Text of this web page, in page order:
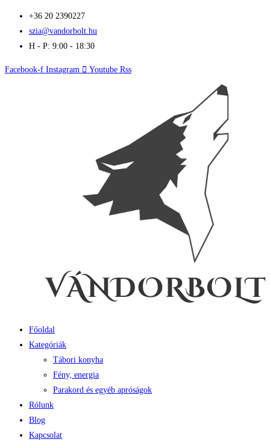
content
+36 20 2390227
szia@vandorbolt.hu
H - P: 9:00 - 18:30
Facebook-f Instagram Youtube Rss
Főoldal
Kategóriák
Tábori konyha
Fény, energia
Parakord és egyéb apróságok
Rólunk
Blog
Kapcsolat